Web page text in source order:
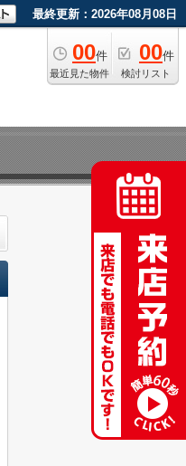
最終更新：2026年08月08日
00件
最近見た物件
00件
検討リスト